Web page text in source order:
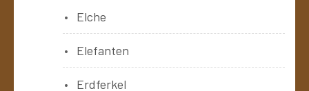
Elche
Elefanten
Erdferkel